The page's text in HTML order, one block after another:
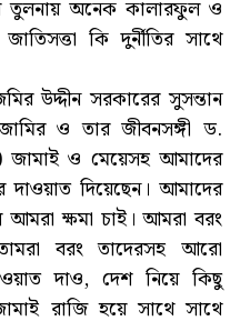
তুলনায় অনেক কালারফুল ও
কি দুর্নীতির সাথে
উদ্দীন সরকারের সুসন্তান
জামির ও তার জীবনসঙ্গী ড.
জামাই ও মেয়েসহ আমাদের
দাওয়াত দিয়েছেন। আমাদের
আমরা ক্ষমা চাই। আমরা বরং
বরং তাদেরসহ আরো
দাও, দেশ নিয়ে কিছু
রাজি হয়ে সাথে সাথে